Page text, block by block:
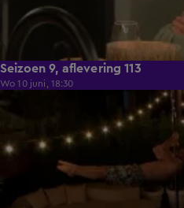
Seizoen 9, aflevering 113
Wo 10 juni, 18:30
21:50